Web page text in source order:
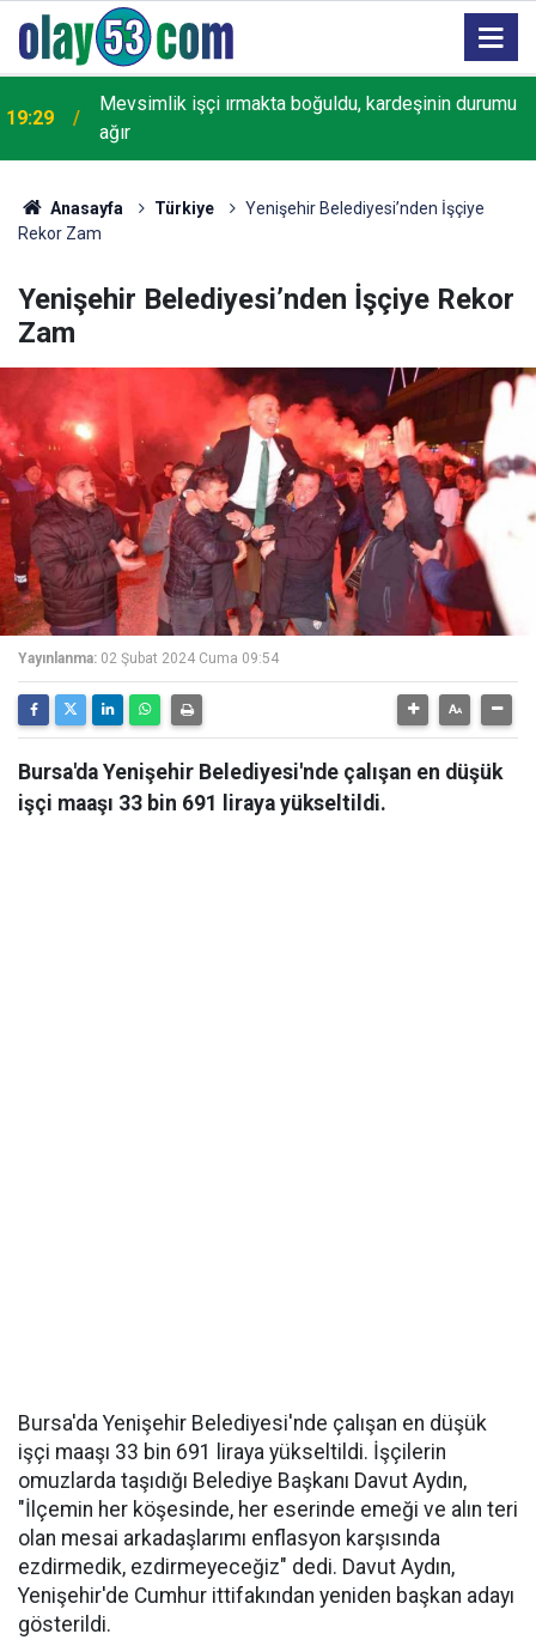
18:22 Rize'de "Yaşayan Miras Şöleni" başladı
Anasayfa Türkiye
Yenişehir Belediyesi’nden İşçiye
Rekor Zam
Yenişehir Belediyesi’nden İşçiye Rekor
Zam
Yayınlanma: 02 Şubat 2024 Cuma 09:54
Bursa'da Yenişehir Belediyesi'nde çalışan en düşük
işçi maaşı 33 bin 691 liraya yükseltildi.
Bursa'da Yenişehir Belediyesi'nde çalışan en düşük
işçi maaşı 33 bin 691 liraya yükseltildi. İşçilerin
omuzlarda taşıdığı Belediye Başkanı Davut Aydın,
"İlçemin her köşesinde, her eserinde emeği ve alın teri
olan mesai arkadaşlarımı enflasyon karşısında
ezdirmedik, ezdirmeyeceğiz" dedi. Davut Aydın,
Yenişehir'de Cumhur ittifakından yeniden başkan adayı
gösterildi.